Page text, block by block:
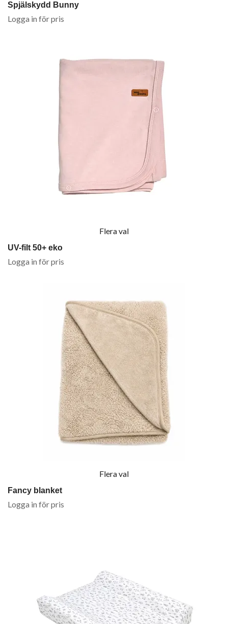
Spjälskydd Bunny
Logga in för pris
Flera val
UV-filt 50+ eko
Logga in för pris
Flera val
Fancy blanket
Logga in för pris